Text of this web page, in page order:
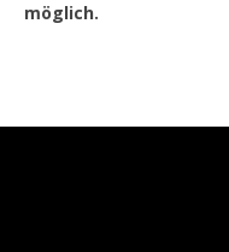
möglich.